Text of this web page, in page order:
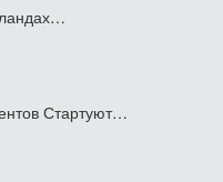
Стартуют…